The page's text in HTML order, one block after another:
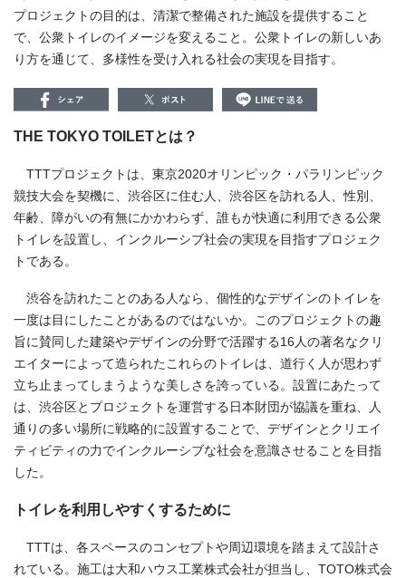
プロジェクトの目的は、清潔で整備された施設を提供すること
で、公衆トイレのイメージを変えること。公衆トイレの新しいあ
り方を通じて、多様性を受け入れる社会の実現を目指す。
THE TOKYO TOILETとは？
TTTプロジェクトは、東京2020オリンピック・パラリンピック
競技大会を契機に、渋谷区に住む人、渋谷区を訪れる人、性別、
年齢、障がいの有無にかかわらず、誰もが快適に利用できる公衆
トイレを設置し、インクルーシブ社会の実現を目指すプロジェク
トである。
渋谷を訪れたことのある人なら、個性的なデザインのトイレを
一度は目にしたことがあるのではないか。このプロジェクトの趣
旨に賛同した建築やデザインの分野で活躍する16人の著名なクリ
エイターによって造られたこれらのトイレは、道行く人が思わず
立ち止まってしまうような美しさを誇っている。設置にあたって
は、渋谷区とプロジェクトを運営する日本財団が協議を重ね、人
通りの多い場所に戦略的に設置することで、デザインとクリエイ
ティビティの力でインクルーシブな社会を意識させることを目指
した。
トイレを利用しやすくするために
TTTは、各スペースのコンセプトや周辺環境を踏まえて設計さ
れている。施工は大和ハウス工業株式会社が担当し、TOTO株式会